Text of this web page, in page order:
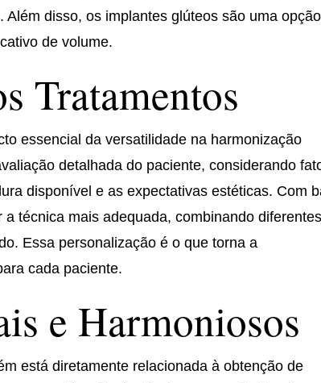
disso, os implantes glúteos são uma opção
de volume.
Tratamentos
essencial da versatilidade na harmonização
detalhada do paciente, considerando
disponível e as expectativas estéticas. Com
técnica mais adequada, combinando diferentes
Essa personalização é o que torna a
cada paciente.
e Harmoniosos
está diretamente relacionada à obtenção de